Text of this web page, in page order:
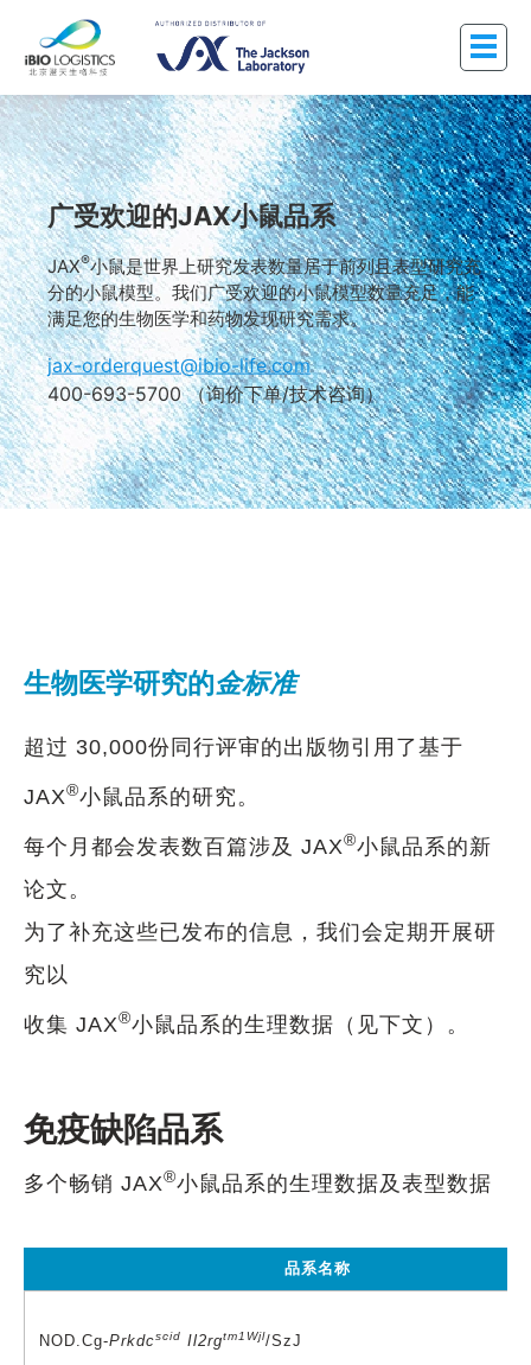
广受欢迎的JAX小鼠品系
JAX®小鼠是世界上研究发表数量居于前列且表型研究充
分的小鼠模型。我们广受欢迎的小鼠模型数量充足，能
满足您的生物医学和药物发现研究需求。
jax-orderquest@ibio-life.com
400-693-5700 （询价下单/技术咨询）
生物医学研究的金标准
超过 30,000份同行评审的出版物引用了基于
JAX®小鼠品系的研究。
每个月都会发表数百篇涉及 JAX®小鼠品系的新
论文。
为了补充这些已发布的信息，我们会定期开展研
究以
收集 JAX®小鼠品系的生理数据（见下文）。
免疫缺陷品系
多个畅销 JAX®小鼠品系的生理数据及表型数据
品系名称
NOD.Cg-Prkdcscid Il2rgtm1Wjl/SzJ